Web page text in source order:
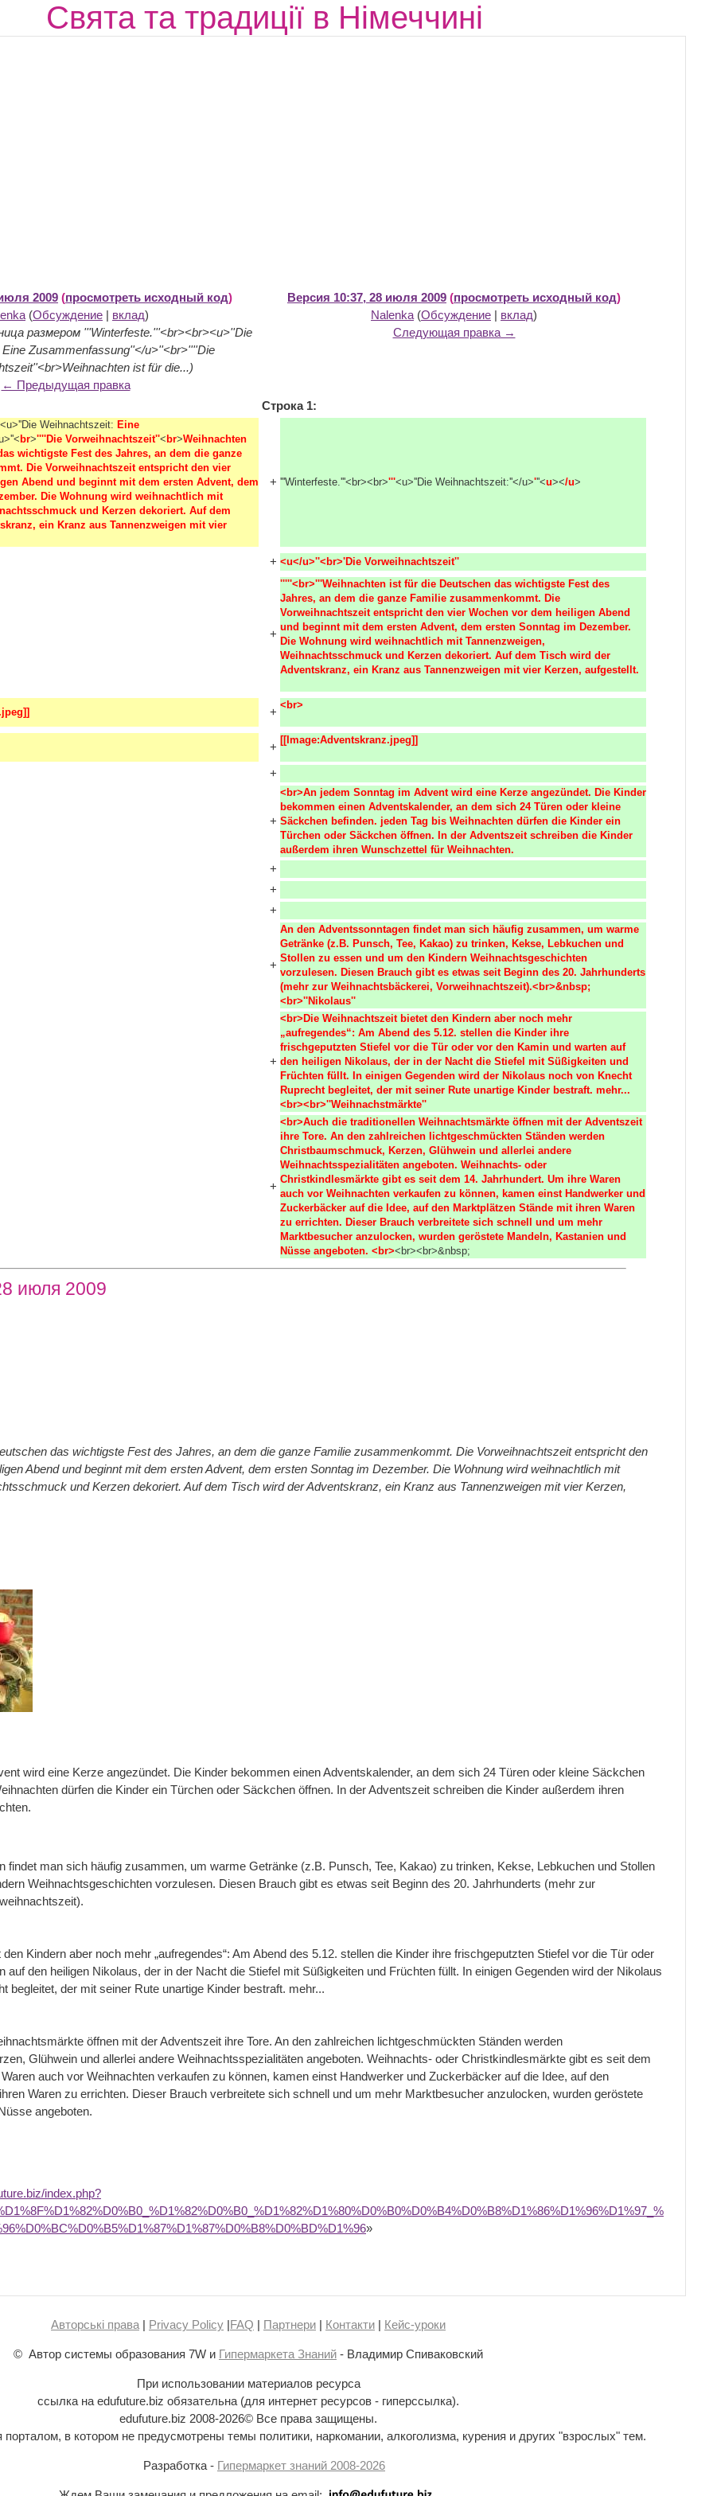
Свята та традиції в Німеччині
2009 (просмотреть исходный код)
(Обсуждение | вклад)
размером '''Winterfeste.'''<br><br><u>''Die
Zusammenfassung''</u>''<br>''''Die
ist für die...)
← Предыдущая правка
Версия 10:37, 28 июля 2009 (просмотреть исходный код)
Nalenka (Обсуждение | вклад)
Следующая правка →
Строка 1:
Weihnachtszeit: Eine
br>''''Die Vorweihnachtszeit''< br>Weihnachten
wichtigste Fest des Jahres, an dem die ganze
Die Vorweihnachtszeit entspricht den vier
Abend und beginnt mit dem ersten Advent, dem
Die Wohnung wird weihnachtlich mit
und Kerzen dekoriert. Auf dem
ein Kranz aus Tannenzweigen mit vier
+ '''Winterfeste.'''<br><br>'''<u>''Die Weihnachtszeit:''</u>'''<u></u>
+ <u</u>''<br>'Die Vorweihnachtszeit''
+
'''''<br>'''Weihnachten ist für die Deutschen das wichtigste Fest des
Jahres, an dem die ganze Familie zusammenkommt. Die
Vorweihnachtszeit entspricht den vier Wochen vor dem heiligen Abend
und beginnt mit dem ersten Advent, dem ersten Sonntag im Dezember.
Die Wohnung wird weihnachtlich mit Tannenzweigen,
Weihnachtsschmuck und Kerzen dekoriert. Auf dem Tisch wird der
Adventskranz, ein Kranz aus Tannenzweigen mit vier Kerzen, aufgestellt.
+ <br>
+ [[Image:Adventskranz.jpeg]]
+
+
<br>An jedem Sonntag im Advent wird eine Kerze angezündet. Die Kinder
bekommen einen Adventskalender, an dem sich 24 Türen oder kleine
Säckchen befinden. jeden Tag bis Weihnachten dürfen die Kinder ein
Türchen oder Säckchen öffnen. In der Adventszeit schreiben die Kinder
außerdem ihren Wunschzettel für Weihnachten.
+
+
+
+
An den Adventssonntagen findet man sich häufig zusammen, um warme
Getränke (z.B. Punsch, Tee, Kakao) zu trinken, Kekse, Lebkuchen und
Stollen zu essen und um den Kindern Weihnachtsgeschichten
vorzulesen. Diesen Brauch gibt es etwas seit Beginn des 20. Jahrhunderts
(mehr zur Weihnachtsbäckerei, Vorweihnachtszeit).<br>&nbsp;
<br>''Nikolaus''
+
<br>Die Weihnachtszeit bietet den Kindern aber noch mehr
„aufregendes“: Am Abend des 5.12. stellen die Kinder ihre
frischgeputzten Stiefel vor die Tür oder vor den Kamin und warten auf
den heiligen Nikolaus, der in der Nacht die Stiefel mit Süßigkeiten und
Früchten füllt. In einigen Gegenden wird der Nikolaus noch von Knecht
Ruprecht begleitet, der mit seiner Rute unartige Kinder bestraft. mehr...
<br><br>''Weihnachstmärkte''
+
<br>Auch die traditionellen Weihnachtsmärkte öffnen mit der Adventszeit
ihre Tore. An den zahlreichen lichtgeschmückten Ständen werden
Christbaumschmuck, Kerzen, Glühwein und allerlei andere
Weihnachtsspezialitäten angeboten. Weihnachts- oder
Christkindlesmärkte gibt es seit dem 14. Jahrhundert. Um ihre Waren
auch vor Weihnachten verkaufen zu können, kamen einst Handwerker und
Zuckerbäcker auf die Idee, auf den Marktplätzen Stände mit ihren Waren
zu errichten. Dieser Brauch verbreitete sich schnell und um mehr
Marktbesucher anzulocken, wurden geröstete Mandeln, Kastanien und
Nüsse angeboten. <br><br><br>&nbsp;
июля 2009
das wichtigste Fest des Jahres, an dem die ganze Familie zusammenkommt. Die Vorweihnachtszeit entspricht den
Abend und beginnt mit dem ersten Advent, dem ersten Sonntag im Dezember. Die Wohnung wird weihnachtlich mit
und Kerzen dekoriert. Auf dem Tisch wird der Adventskranz, ein Kranz aus Tannenzweigen mit vier Kerzen,
wird eine Kerze angezündet. Die Kinder bekommen einen Adventskalender, an dem sich 24 Türen oder kleine Säckchen
dürfen die Kinder ein Türchen oder Säckchen öffnen. In der Adventszeit schreiben die Kinder außerdem ihren
findet man sich häufig zusammen, um warme Getränke (z.B. Punsch, Tee, Kakao) zu trinken, Kekse, Lebkuchen und Stollen
Weihnachtsgeschichten vorzulesen. Diesen Brauch gibt es etwas seit Beginn des 20. Jahrhunderts (mehr zur
Kindern aber noch mehr „aufregendes“: Am Abend des 5.12. stellen die Kinder ihre frischgeputzten Stiefel vor die Tür oder
auf den heiligen Nikolaus, der in der Nacht die Stiefel mit Süßigkeiten und Früchten füllt. In einigen Gegenden wird der Nikolaus
begleitet, der mit seiner Rute unartige Kinder bestraft. mehr...
öffnen mit der Adventszeit ihre Tore. An den zahlreichen lichtgeschmückten Ständen werden
Glühwein und allerlei andere Weihnachtsspezialitäten angeboten. Weihnachts- oder Christkindlesmärkte gibt es seit dem
auch vor Weihnachten verkaufen zu können, kamen einst Handwerker und Zuckerbäcker auf die Idee, auf den
Waren zu errichten. Dieser Brauch verbreitete sich schnell und um mehr Marktbesucher anzulocken, wurden geröstete
angeboten.
index.php?
»
Авторські права | Privacy Policy |FAQ | Партнери | Контакти | Кейс-уроки
© Автор системы образования 7W и Гипермаркета Знаний - Владимир Спиваковский
При использовании материалов ресурса
ссылка на edufuture.biz обязательна (для интернет ресурсов - гиперссылка).
edufuture.biz 2008-2026© Все права защищены.
в котором не предусмотрены темы политики, наркомании, алкоголизма, курения и других "взрослых" тем.
Разработка - Гипермаркет знаний 2008-2026